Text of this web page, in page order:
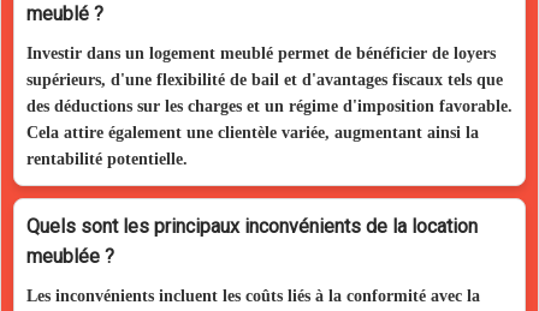
meublé ?
Investir dans un logement meublé permet de bénéficier de loyers
supérieurs, d'une flexibilité de bail et d'avantages fiscaux tels que
des déductions sur les charges et un régime d'imposition favorable.
Cela attire également une clientèle variée, augmentant ainsi la
rentabilité potentielle.
Quels sont les principaux inconvénients de la location
meublée ?
Les inconvénients incluent les coûts liés à la conformité avec la